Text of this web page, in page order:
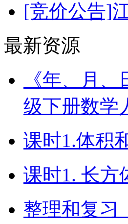
[竞价公告]
最新资源
《年、月
级下册数学
课时1.体积
课时1. 长方
整理和复习